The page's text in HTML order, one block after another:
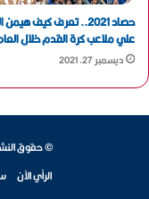
حصاد 2021.. تعرف كيف
علي ملاعب كرة القدم خلال
ديسمبر 27, 2021
© حقوق النشر 2026، جميع الحقوق
الرأي الآن